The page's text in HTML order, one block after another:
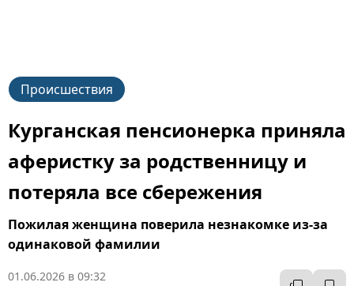
Происшествия
Курганская пенсионерка приняла
аферистку за родственницу и
потеряла все сбережения
Пожилая женщина поверила незнакомке из-за
одинаковой фамилии
01.06.2026 в 09:32